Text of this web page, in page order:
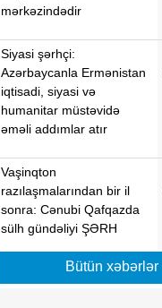
mərkəzindədir
Siyasi şərhçi:
Azərbaycanla Ermənistan
iqtisadi, siyasi və
humanitar müstəvidə
əməli addımlar atır
Vaşinqton
razılaşmalarından bir il
sonra: Cənubi Qafqazda
sülh gündəliyi ŞƏRH
Qazaxda 11,7 min hektar
Bütün xəbərlər